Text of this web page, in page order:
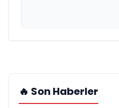
🔥 Son Haberler